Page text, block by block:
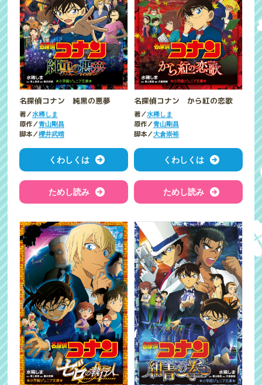
名探偵コナン 純黒の悪夢
著／水稀しま
原作／青山剛昌
脚本／櫻井武晴
くわしくは
ためし読み
名探偵コナン から紅の恋歌
著／水稀しま
原作／青山剛昌
脚本／大倉崇裕
くわしくは
ためし読み